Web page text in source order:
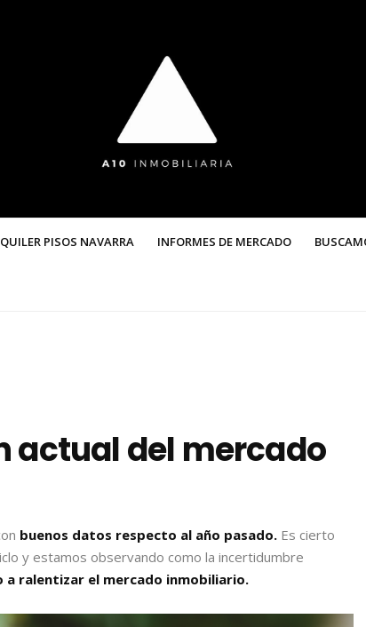
PISOS NAVARRA INFORMES DE MERCADO
actual del mercado
buenos datos respecto al año pasado. Es cierto
y estamos observando como la incertidumbre
a ralentizar el mercado inmobiliario.